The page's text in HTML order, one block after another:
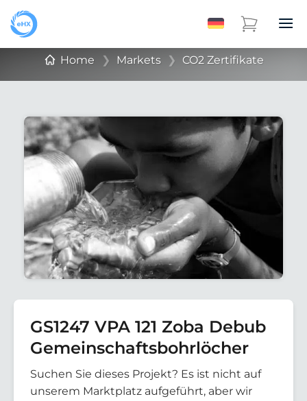
Home ❯ Markets ❯ CO2 Zertifikate
GS1247 VPA 121 Zoba Debub
Gemeinschaftsbohrlöcher
Suchen Sie dieses Projekt? Es ist nicht auf
unserem Marktplatz aufgeführt, aber wir